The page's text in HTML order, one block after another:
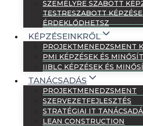
SZEMÉLYRE SZABOTT
TESTRESZABOTT
ÉRDEKLŐDHETSZ
KÉPZÉSEINKRŐL
PROJEKTMENEDZSMENT
PMI KÉPZÉSEK ÉS
IIBLC KÉPZÉSEK ÉS
TANÁCSADÁS
PROJEKTMENEDZSMENT
SZERVEZETFEJLESZTÉS
STRATÉGIAI IT
LEAN CONSTRUCTION